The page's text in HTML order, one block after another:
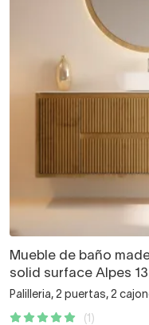
Mueble de baño
solid surface Alpes
Palilleria, 2 puertas, 2
(1)